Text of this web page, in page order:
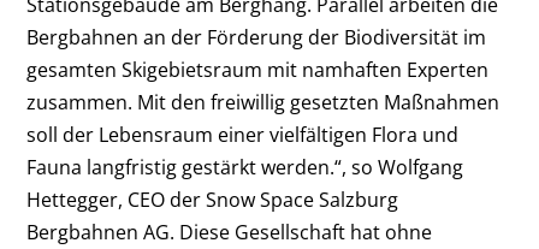
Bergbahnen an der Förderung der Biodiversität im
gesamten Skigebietsraum mit namhaften Experten
zusammen. Mit den freiwillig gesetzten Maßnahmen
soll der Lebensraum einer vielfältigen Flora und
Fauna langfristig gestärkt werden.“, so Wolfgang
Hettegger, CEO der Snow Space Salzburg
Bergbahnen AG. Diese Gesellschaft hat ohne